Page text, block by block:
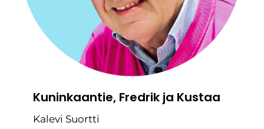
Kuninkaantie, Fredrik ja Kustaa
Kalevi Suortti